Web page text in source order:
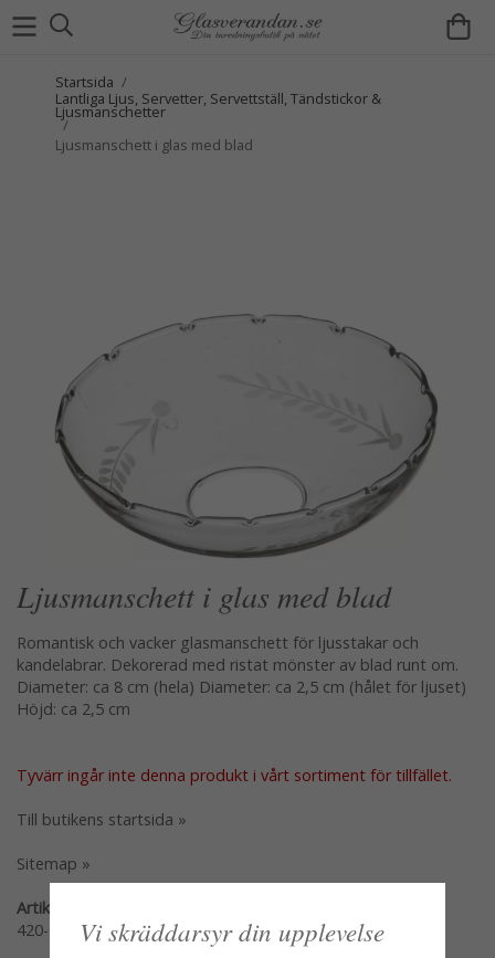
Startsida /
Lantliga Ljus, Servetter, Servettställ, Tändstickor &
Ljusmanschetter
/
Ljusmanschett i glas med blad
Ljusmanschett i glas med blad
Romantisk och vacker glasmanschett för ljusstakar och
kandelabrar. Dekorerad med ristat mönster av blad runt om.
Diameter: ca 8 cm (hela) Diameter: ca 2,5 cm (hålet för ljuset)
Höjd: ca 2,5 cm
Tyvärr ingår inte denna produkt i vårt sortiment för tillfället.
Till butikens startsida »
Sitemap »
Artikelnummer:
420-600-00Vi skräddarsyr din upplevelse